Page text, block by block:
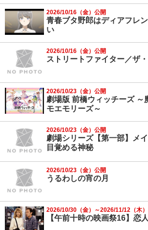
2026/10/16（金）公開
青春ブタ野郎はディアフレ
い
2026/10/16（金）公開
ストリートファイター／ザ
2026/10/23（金）公開
劇場版 前橋ウィッチーズ ～
モエモリーズ～
2026/10/23（金）公開
劇場シリーズ【第一部】メ
目覚める神秘
2026/10/23（金）公開
うるわしの宵の月
2026/10/30（金）～2026/11/12（木
【午前十時の映画祭16】恋